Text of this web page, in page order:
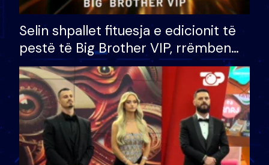
Selin shpallet fituesja e edicionit të
pestë të Big Brother VIP, rrëmben
çmimin e madh prej 100 mijë eurosh